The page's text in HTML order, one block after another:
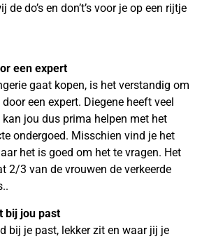
do’s en don’t’s voor je op een rijtje
een expert
gaat kopen, is het verstandig om
een expert. Diegene heeft veel
jou dus prima helpen met het
ondergoed. Misschien vind je het
het is goed om het te vragen. Het
2/3 van de vrouwen de verkeerde
bij jou past
bij je past, lekker zit en waar jij je